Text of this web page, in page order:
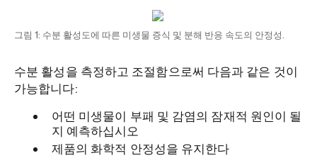
그림 1: 수분 활성도에 따른 미생물 증식 및 분해 반응 속도의 안정성.
수분 활성을 측정하고 조절함으로써 다음과 같은 것이
가능합니다:
어떤 미생물이 부패 및 감염의 잠재적 원인이 될
지 예측하십시오
제품의 화학적 안정성을 유지한다